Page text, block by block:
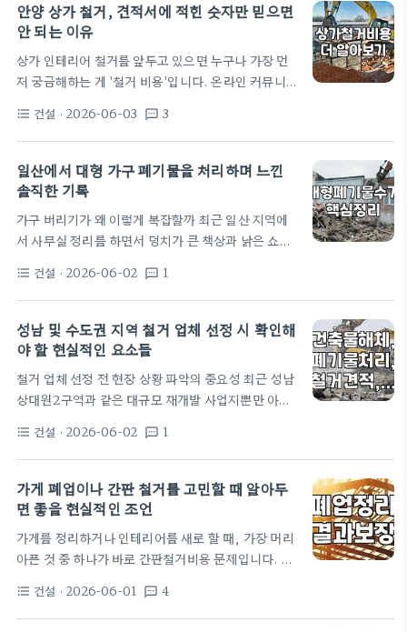
야 한다. 흔히들 철거만 하면 끝이라고 생각하지만 상
가 내부에 위반 건축물이나 무단 증축 부분이 있다면
히 대전 지역은 도심지 상권이 밀집되어 있어 주변 민
원 발생 소지가 높으므로 사전에 공정표를 작성하고
관리 사무소와 소통하는 과정이 필요하다. 필수 서류
안양 상가 철거, 견적서에 적힌 숫자만 믿으면
안 되는 이유
상가 인테리어 철거를 앞두고 있으면 누구나 가장 먼
저 궁금해하는 게 '철거 비용'입니다. 온라인 커뮤니티
알려달라고 애원해보지만, 돌아오는 답변은 늘 '현장
상황을 봐야 한다'는 원론적인 말뿐이죠. 저도 30대
중반에 처음 제 가게를 정리할 때, 이 답변이 업체들의
상술인 줄로만 알았습니다. 하지만 직접 경험해보니,
실수는 철거를 단순한 '부수는 작업'으로만 생각하는
겁니다. 철거는 오히려 '폐기물 처리'와 '원상복구 범
위 설정' 싸움입니다. 제가 예전에 운영하던 15평 남
format_list_bulleted 건설 · 2026-06-03 textsms 3
일산에서 대형 가구 폐기물을 처리하며 느낀
솔직한 기록
가구 버리기가 왜 이렇게 복잡할까 최근 일산 지역에
서 사무실 정리를 하면서 덩치가 큰 책상과 낡은 쇼파
지자체 사이트에 들어가서 스티커를 붙이면 끝이라고
생각하잖아요? 그런데 이게 막상 해보면 상황이 정말
다릅니다. 제가 겪은 가장 큰 실수는 '무료 수거'라는
달콤한 말만 믿고 중고 가구 업체 여러 곳에 연락을 돌
태가 판매용으로 적합하지 않아서 방문이 어렵다'는
것이었습니다. 현실과 기대 사이의 괴리 일산폐기물
처리를 위해 여러 경로를 알아보다 보면 '방문 수거 전
format_list_bulleted 건설 · 2026-06-02 textsms 1
성남 및 수도권 지역 철거 업체 선정 시 확인해
야 할 현실적인 요소들
철거 업체 선정 전 현장 상황 파악의 중요성 최근 성남
상대원2구역과 같은 대규모 재개발 사업지뿐만 아니
단추를 끼우는 매우 중요한 과정입니다. 흔히 철거를
단순히 건물을 허무는 일로만 생각하기 쉽지만, 실제
현장에서는 법적 절차와 안전 규제가 매우 까다롭게
적용됩니다. 특히 성남처럼 구도심의 경우, 골목이 좁
심함이 요구됩니다. 견적을 문의하기 전, 자신이 진행
하려는 철거가 단순 내부 철거(인테리어 철거)인지,
아니면 건축물 전체를 해체하는 대규모 공사인지 명확
format_list_bulleted 건설 · 2026-06-02 textsms 1
가게 폐업이나 간판 철거를 고민할 때 알아두
면 좋을 현실적인 조언
가게를 정리하거나 인테리어를 새로 할 때, 가장 머리
아픈 것 중 하나가 바로 간판철거비용 문제입니다. 흔
하는데, 사실 이 과정에서 발생하는 변수는 생각보다
훨씬 복잡합니다. 제가 예전에 작은 카페를 정리할 때
format_list_bulleted 건설 · 2026-06-01 textsms 4